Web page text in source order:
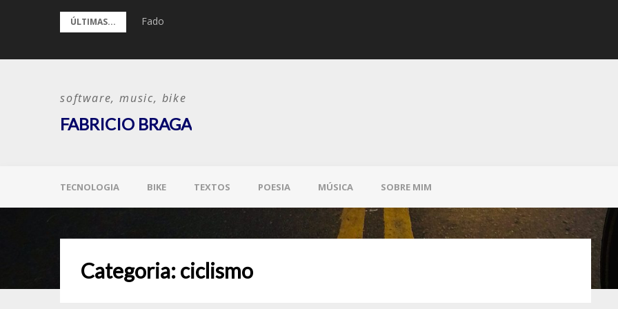
ÚLTIMAS... Fado
software, music, bike
FABRICIO BRAGA
TECNOLOGIA BIKE TEXTOS POESIA MÚSICA SOBRE MIM
Categoria:ciclismo